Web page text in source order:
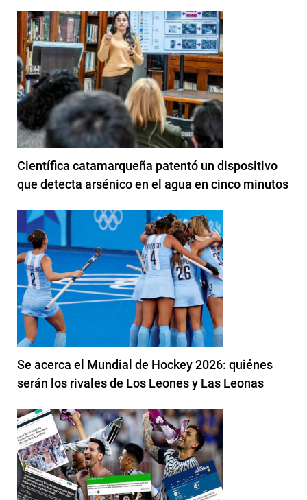
Científica catamarqueña patentó un dispositivo
que detecta arsénico en el agua en cinco minutos
Se acerca el Mundial de Hockey 2026: quiénes
serán los rivales de Los Leones y Las Leonas